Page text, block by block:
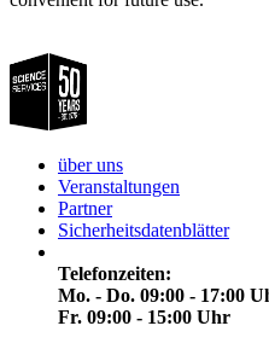
über uns
Veranstaltungen
Partner
Sicherheitsdatenblätter
Telefonzeiten:
Mo. - Do. 09:00 - 17:00
Fr. 09:00 - 15:00 Uhr